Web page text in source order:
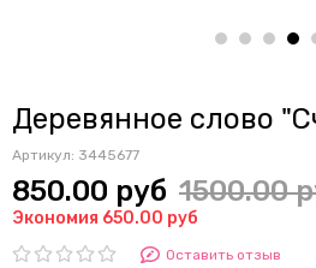
Деревянное слово
Артикул: 3445677
850.00 руб 1500.00
Экономия 650.00 руб
Оставить отзыв